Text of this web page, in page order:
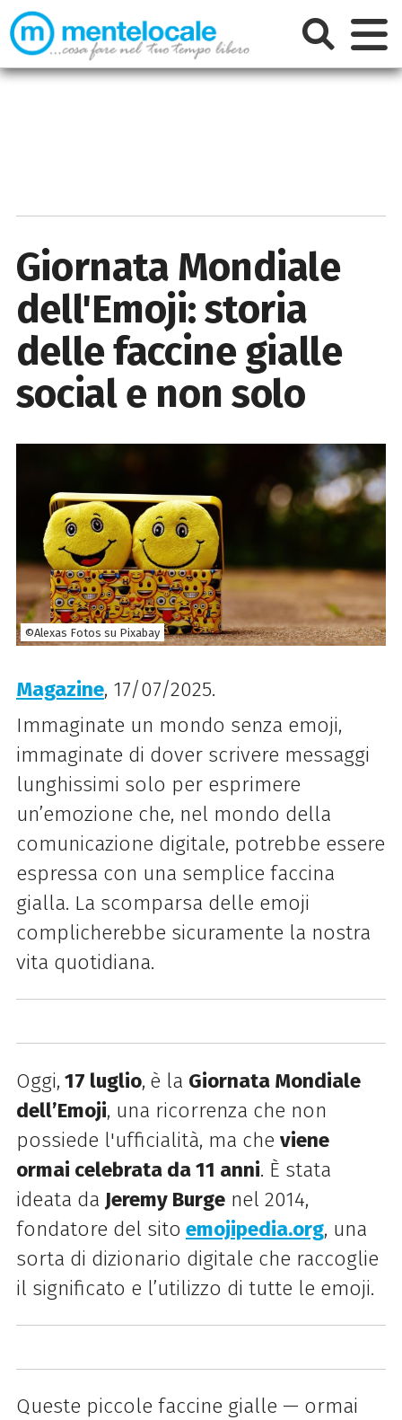
Giornata Mondiale
dell'Emoji: storia
delle faccine gialle
social e non solo
©Alexas Fotos su Pixabay
Magazine, 17/07/2025.
Immaginate un mondo senza emoji,
immaginate di dover scrivere messaggi
lunghissimi solo per esprimere
un’emozione che, nel mondo della
comunicazione digitale, potrebbe essere
espressa con una semplice faccina
gialla. La scomparsa delle emoji
complicherebbe sicuramente la nostra
vita quotidiana.
Oggi, 17 luglio, è la Giornata Mondiale
dell’Emoji, una ricorrenza che non
possiede l'ufficialità, ma che viene
ormai celebrata da11 anni. È stata
ideata da Jeremy Burgenel 2014,
fondatore del sito emojipedia.org, una
sorta di dizionario digitale che raccoglie
il significato e l’utilizzo di tutte le emoji.
Queste piccole faccine gialle — ormai